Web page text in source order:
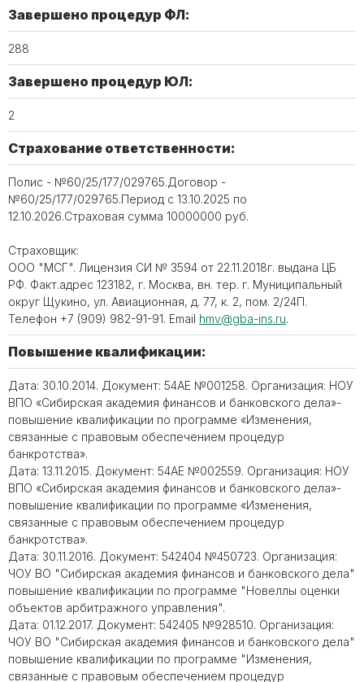
Завершено процедур ФЛ:
288
Завершено процедур ЮЛ:
2
Страхование ответственности:
Полис - №60/25/177/029765.Договор -
№60/25/177/029765.Период с 13.10.2025 по
12.10.2026.Страховая сумма 10000000 руб.
Страховщик:
ООО "МСГ". Лицензия СИ № 3594 от 22.11.2018г. выдана ЦБ
РФ. Факт.адрес 123182, г. Москва, вн. тер. г. Муниципальный
округ Щукино, ул. Авиационная, д. 77, к. 2, пом. 2/24П.
Телефон +7 (909) 982-91-91. Email hmv@gba-ins.ru.
Повышение квалификации:
Дата: 30.10.2014. Документ: 54АЕ №001258. Организация: НОУ
ВПО «Сибирская академия финансов и банковского дела»-
повышение квалификации по программе «Изменения,
связанные с правовым обеспечением процедур
банкротства».
Дата: 13.11.2015. Документ: 54АЕ №002559. Организация: НОУ
ВПО «Сибирская академия финансов и банковского дела»-
повышение квалификации по программе «Изменения,
связанные с правовым обеспечением процедур
банкротства».
Дата: 30.11.2016. Документ: 542404 №450723. Организация:
ЧОУ ВО "Сибирская академия финансов и банковского дела"
повышение квалификации по программе "Новеллы оценки
объектов арбитражного управления".
Дата: 01.12.2017. Документ: 542405 №928510. Организация:
ЧОУ ВО "Сибирская академия финансов и банковского дела"
повышение квалификации по программе "Изменения,
связанные с правовым обеспечением процедур